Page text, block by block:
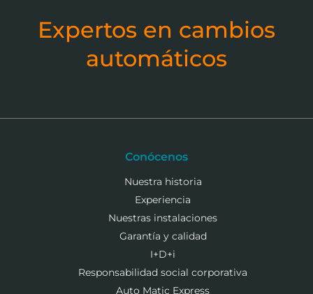
Expertos en cambios
automáticos
Conócenos
Nuestra historia
Experiencia
Nuestras instalaciones
Garantía y calidad
I+D+i
Responsabilidad social corporativa
Auto Matic Express